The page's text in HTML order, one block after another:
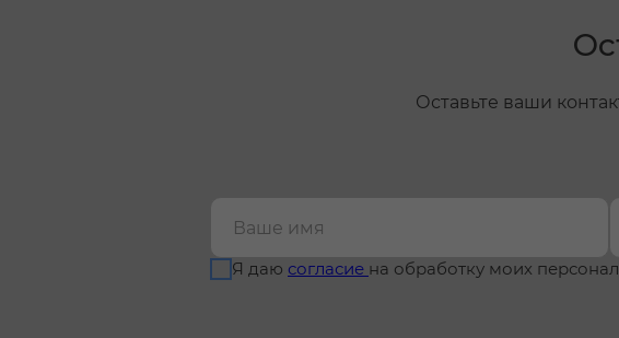
Оставьте ваши
Я даю согласие на обработку моих